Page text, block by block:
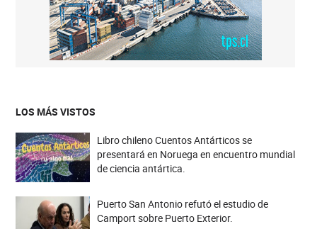
LOS MÁS VISTOS
Libro chileno Cuentos Antárticos se
presentará en Noruega en encuentro mundial
de ciencia antártica.
Puerto San Antonio refutó el estudio de
Camport sobre Puerto Exterior.